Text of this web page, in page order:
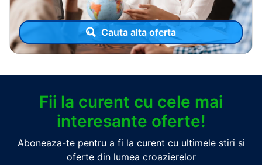
Cauta alta oferta
Fii la curent cu cele mai
interesante oferte!
Aboneaza-te pentru a fi la curent cu ultimele stiri si
oferte din lumea croazierelor